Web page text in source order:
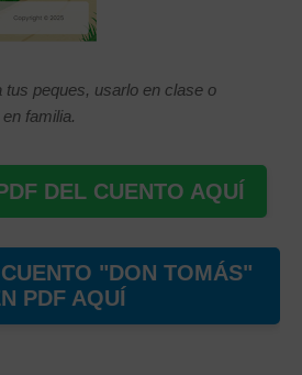
tus peques, usarlo en clase o
familia.
DEL CUENTO AQUÍ
"DON TOMÁS"
PDF AQUÍ